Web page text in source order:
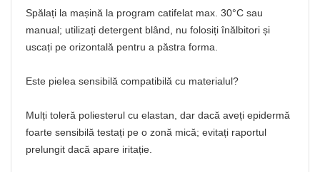
Spălați la mașină la program catifelat max. 30°C sau
manual; utilizați detergent blând, nu folosiți înălbitori și
uscați pe orizontală pentru a păstra forma.
Este pielea sensibilă compatibilă cu materialul?
Mulți toleră poliesterul cu elastan, dar dacă aveți epidermă
foarte sensibilă testați pe o zonă mică; evitați raportul
prelungit dacă apare iritație.